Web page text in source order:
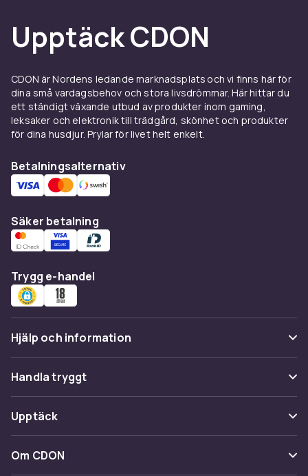
Upptäck CDON
CDON är Nordens ledande marknadsplats och vi finns här för
dina små vardagsbehov och stora livsdrömmar. Här hittar du
ett ständigt växande utbud av produkter inom gaming,
leksaker och elektronik till trädgård, skönhet och produkter
för dina husdjur. Prylar för livet helt enkelt.
Betalningsalternativ
Säker betalning
Trygg e-handel
Hjälp och information
Vanliga frågor
Spåra paket
Ångra & Returnera här
Kundservice
Handla tryggt
Betalning
Leverans
Upptäck
Kategorier
Om CDON